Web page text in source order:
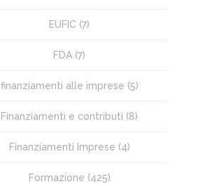
EUFIC (7)
FDA (7)
finanziamenti alle imprese (5)
Finanziamenti e contributi (8)
Finanziamenti Imprese (4)
Formazione (425)